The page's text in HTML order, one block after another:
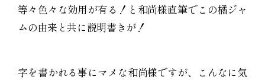
等々色々な効用が有る！と和尚様直筆でこの橘ジャ
ムの由来と共に説明書きが！
字を書かれる事にマメな和尚様ですが、こんなに気